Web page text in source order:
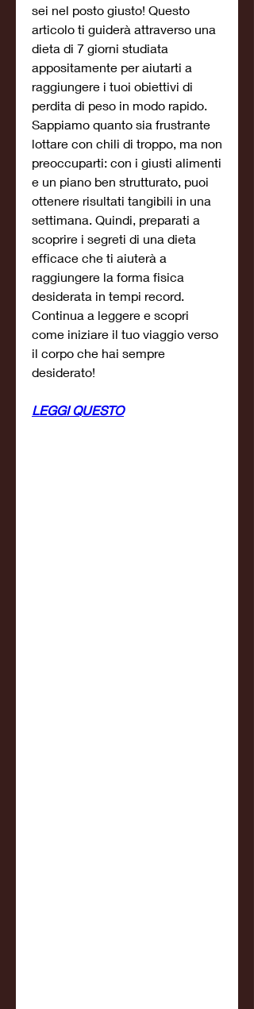
sei nel posto giusto! Questo
articolo ti guiderà attraverso una
dieta di 7 giorni studiata
appositamente per aiutarti a
raggiungere i tuoi obiettivi di
perdita di peso in modo rapido.
Sappiamo quanto sia frustrante
lottare con chili di troppo, ma non
preoccuparti: con i giusti alimenti
e un piano ben strutturato, puoi
ottenere risultati tangibili in una
settimana. Quindi, preparati a
scoprire i segreti di una dieta
efficace che ti aiuterà a
raggiungere la forma fisica
desiderata in tempi record.
Continua a leggere e scopri
come iniziare il tuo viaggio verso
il corpo che hai sempre
desiderato!
LEGGI QUESTO